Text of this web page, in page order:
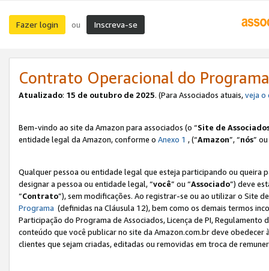
Fazer login ou Inscreva-se
Contrato Operacional do
Atualizado: 15 de outubro de 2025. (Para Associados atuais,veja o
Bem-vindo ao site da Amazon para associados (o “Site de
entidade legal da Amazon, conforme o Anexo 1 , (“Amazon”, “nós”
Qualquer pessoa ou entidade legal que esteja participando ou queira
designar a pessoa ou entidade legal, “você” ou “Associado”) deve
“Contrato”), sem modificações. Ao registrar-se ou ao utilizar o Site
Programa (definidas na Cláusula 12), bem como os demais termos
Participação do Programa de Associados, Licença de PI,
conteúdo que você publicar no site da Amazon.com.br deve
clientes que sejam criadas, editadas ou removidas em troca de